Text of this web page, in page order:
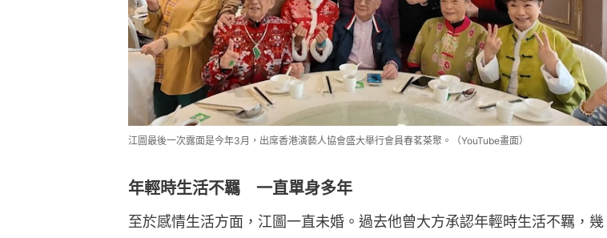
江圖最後一次露面是今年3月，出席香港演藝人協會盛大舉行會員春茗茶聚。（YouTube畫面）
年輕時生活不羈 一直單身多年
至於感情生活方面，江圖一直未婚。過去他曾大方承認年輕時生活不羈，幾